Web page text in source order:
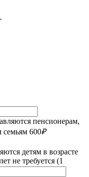
пенсионерам,
семьям 600₽
детям в возрасте
не требуется (1